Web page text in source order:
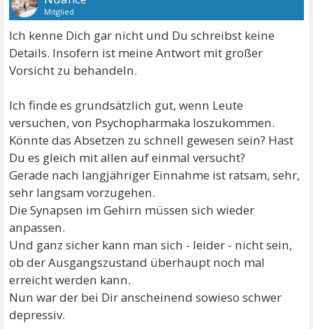
Mitglied
Ich kenne Dich gar nicht und Du schreibst keine
Details. Insofern ist meine Antwort mit großer
Vorsicht zu behandeln.
Ich finde es grundsätzlich gut, wenn Leute
versuchen, von Psychopharmaka loszukommen.
Könnte das Absetzen zu schnell gewesen sein? Hast
Du es gleich mit allen auf einmal versucht?
Gerade nach langjähriger Einnahme ist ratsam, sehr,
sehr langsam vorzugehen.
Die Synapsen im Gehirn müssen sich wieder
anpassen.
Und ganz sicher kann man sich - leider - nicht sein,
ob der Ausgangszustand überhaupt noch mal
erreicht werden kann.
Nun war der bei Dir anscheinend sowieso schwer
depressiv.